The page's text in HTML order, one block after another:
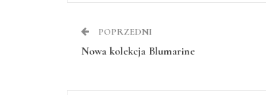
POPRZEDNI
Nowa kolekcja Blumarine